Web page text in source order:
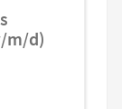
m/d)